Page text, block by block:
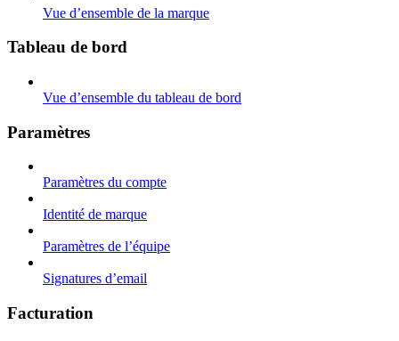
Vue d’ensemble de la marque
Tableau de bord
Vue d’ensemble du tableau de bord
Paramètres
Paramètres du compte
Identité de marque
Paramètres de l’équipe
Signatures d’email
Facturation